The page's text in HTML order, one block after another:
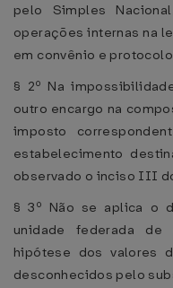
pelo Simples
operações internas na
em convênio e
§ 2º Na
outro encargo na
imposto
estabelecimento
observado o inciso III
§ 3º Não se aplica o
unidade federada de
hipótese dos valores
desconhecidos pelo